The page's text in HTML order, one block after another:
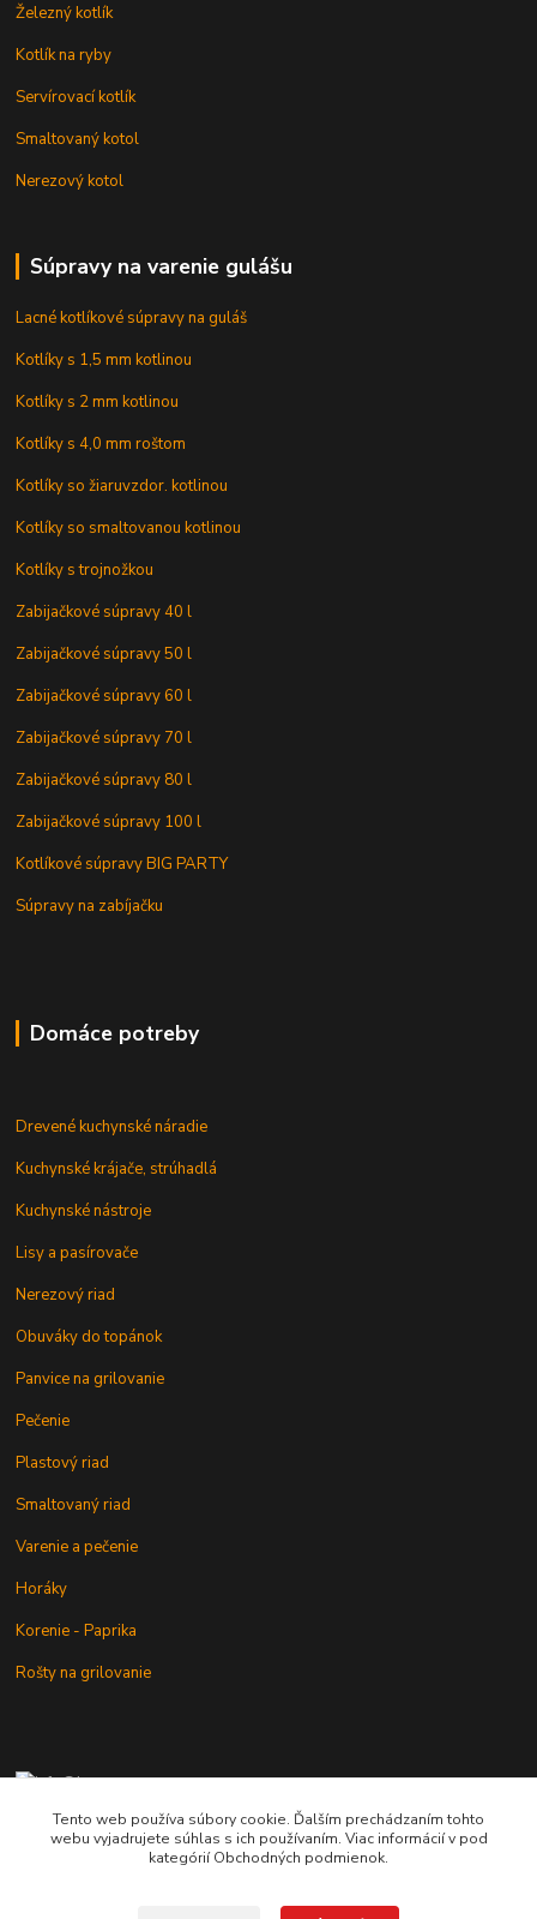
Železný kotlík
Kotlík na ryby
Servírovací kotlík
Smaltovaný kotol
Nerezový kotol
Súpravy na varenie gulášu
Lacné kotlíkové súpravy na guláš
Kotlíky s 1,5 mm kotlinou
Kotlíky s 2 mm kotlinou
Kotlíky s 4,0 mm roštom
Kotlíky so žiaruvzdor. kotlinou
Kotlíky so smaltovanou kotlinou
Kotlíky s trojnožkou
Zabijačkové súpravy 40 l
Zabijačkové súpravy 50 l
Zabijačkové súpravy 60 l
Zabijačkové súpravy 70 l
Zabijačkové súpravy 80 l
Zabijačkové súpravy 100 l
Kotlíkové súpravy BIG PARTY
Súpravy na zabíjačku
Domáce potreby
Drevené kuchynské náradie
Kuchynské krájače, strúhadlá
Kuchynské nástroje
Lisy a pasírovače
Nerezový riad
Obuváky do topánok
Panvice na grilovanie
Pečenie
Plastový riad
Smaltovaný riad
Varenie a pečenie
Horáky
Korenie - Paprika
Rošty na grilovanie
+421 902 212 007
od 8:00 - do 16:00 hod
Tento web používa súbory cookie. Ďalším prechádzaním tohto
webu vyjadrujete súhlas s ich používaním. Viac informácií v pod
kategórií Obchodných podmienok.